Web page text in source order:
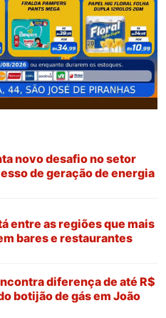
novo desafio no setor
de geração de energia
entre as regiões que mais
bares e restaurantes
diferença de até R$
botijão de gás em João